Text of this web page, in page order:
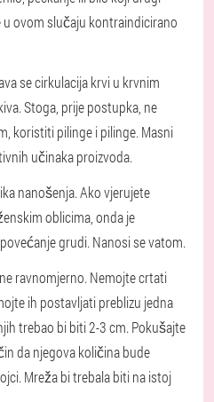
u ovom slučaju kontraindicirano
se cirkulacija krvi u krvnim
Stoga, prije postupka, ne
koristiti pilinge i pilinge. Masni
učinaka proizvoda.
nanošenja. Ako vjerujete
oblicima, onda je
grudi. Nanosi se vatom.
ravnomjerno. Nemojte crtati
ih postavljati preblizu jedna
trebao bi biti 2-3 cm. Pokušajte
da njegova količina bude
Mreža bi trebala biti na istoj